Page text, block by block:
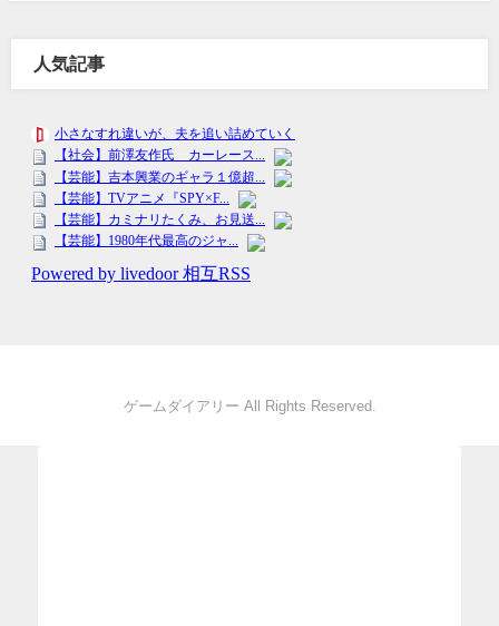
人気記事
ゲームダイアリー All Rights Reserved.